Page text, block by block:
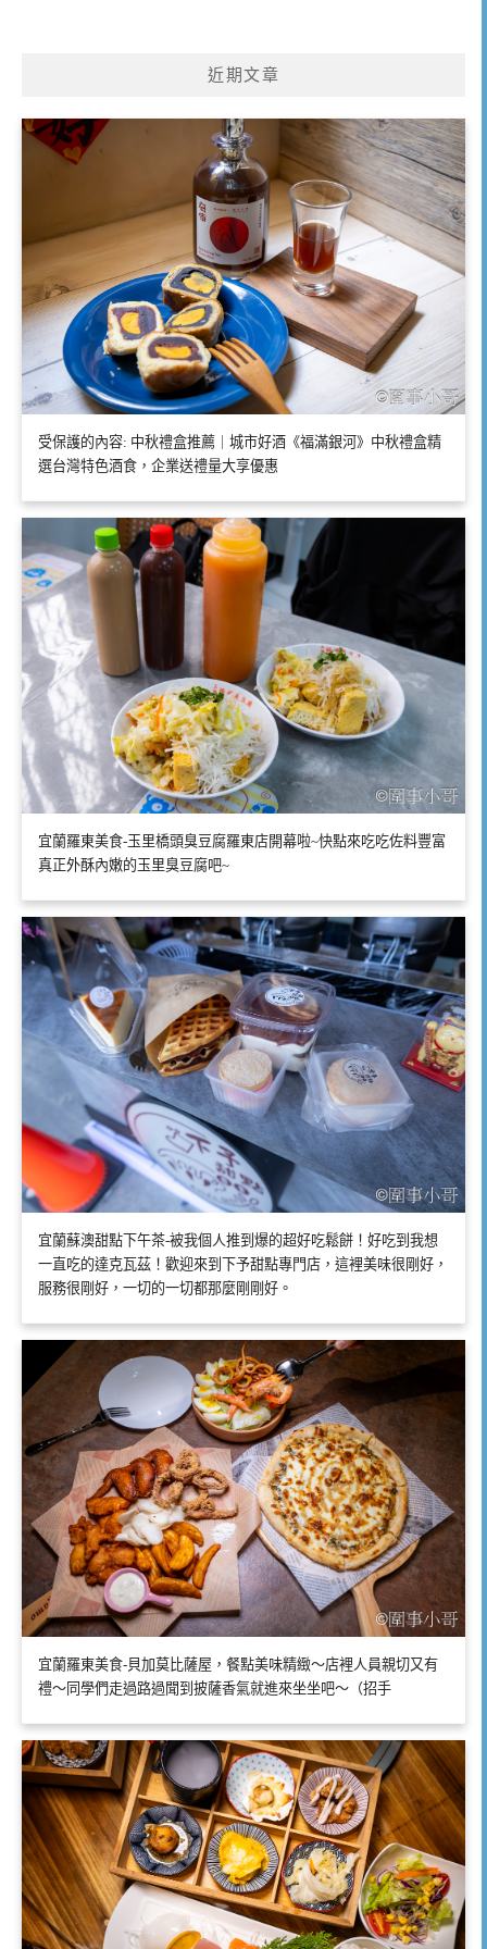
近期文章
受保護的內容: 中秋禮盒推薦｜城市好酒《福滿銀河》中秋禮盒精
選台灣特色酒食，企業送禮量大享優惠
宜蘭羅東美食-玉里橋頭臭豆腐羅東店開幕啦~快點來吃吃佐料豐富
真正外酥內嫩的玉里臭豆腐吧~
宜蘭蘇澳甜點下午茶-被我個人推到爆的超好吃鬆餅！好吃到我想
一直吃的達克瓦茲！歡迎來到下予甜點專門店，這裡美味很剛好，
服務很剛好，一切的一切都那麼剛剛好。
宜蘭羅東美食-貝加莫比薩屋，餐點美味精緻～店裡人員親切又有
禮～同學們走過路過聞到披薩香氣就進來坐坐吧～（招手